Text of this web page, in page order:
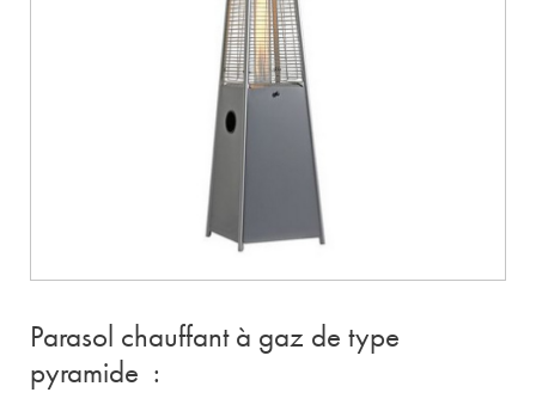
Parasol chauffant à gaz de type
pyramide :